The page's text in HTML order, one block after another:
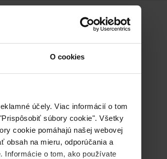
O cookies
účely. Viac informácií o tom
súbory cookie". Všetky
cookie pomáhajú našej webovej
obsah na mieru, odporúčania a
Informácie o tom, ako používate